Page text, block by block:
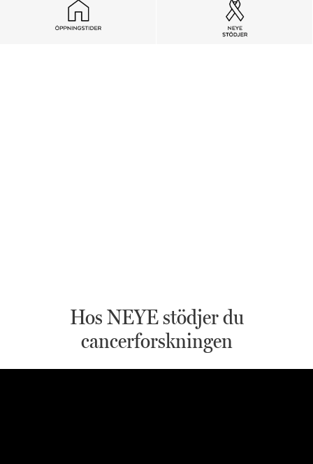
Hos NEYE stödjer du
cancerforskningen